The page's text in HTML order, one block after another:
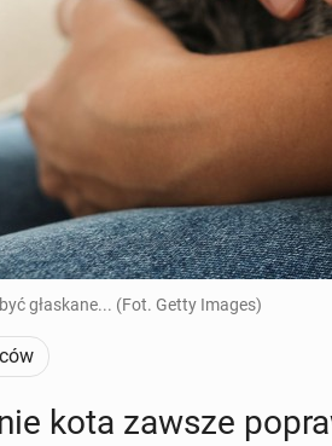
głaskane... (Fot. Getty Images)
kota zawsze